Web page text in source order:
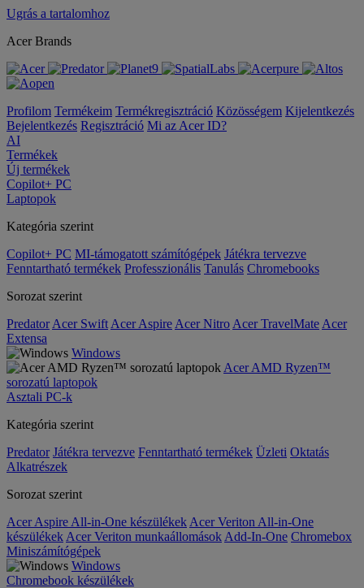
Ugrás a tartalomhoz
Acer Brands
Profilom Termékeim Termékregisztráció Közösségem Kijelentkezés
Bejelentkezés Regisztráció Mi az Acer ID?
AI
Termékek
Új termékek
Copilot+ PC
Laptopok
Kategória szerint
Copilot+ PC MI-támogatott számítógépek Játékra tervezve
Fenntartható termékek Professzionális Tanulás Chromebooks
Sorozat szerint
Predator Acer Swift Acer Aspire Acer Nitro Acer TravelMate Acer
Extensa
Windows
Acer AMD Ryzen™
sorozatú laptopok
Asztali PC-k
Kategória szerint
Predator Játékra tervezve Fenntartható termékek Üzleti Oktatás
Alkatrészek
Sorozat szerint
Acer Aspire All-in-One készülékek Acer Veriton All-in-One
készülékek Acer Veriton munkaállomások Add-In-One Chromebox
Miniszámítógépek
Windows
Chromebook készülékek